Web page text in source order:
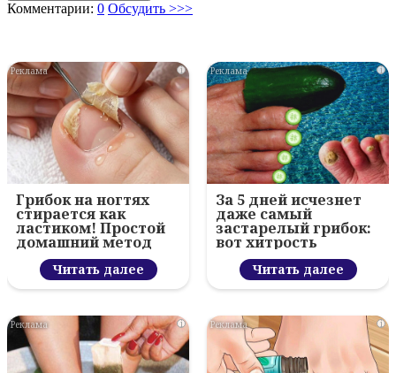
Комментарии: 0 Обсудить >>>
i
Грибок на ногтях
стирается как
ластиком! Простой
домашний метод
Читать далее
i
За 5 дней исчезнет
даже самый
застарелый грибок:
вот хитрость
Читать далее
i i